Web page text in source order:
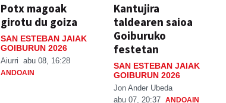
Potx magoak
girotu du goiza
SAN ESTEBAN JAIAK
GOIBURUN 2026
Aiurri abu 08, 16:28
ANDOAIN
Kantujira
taldearen saioa
Goiburuko
festetan
SAN ESTEBAN JAIAK
GOIBURUN 2026
Jon Ander Ubeda
abu 07, 20:37 ANDOAIN